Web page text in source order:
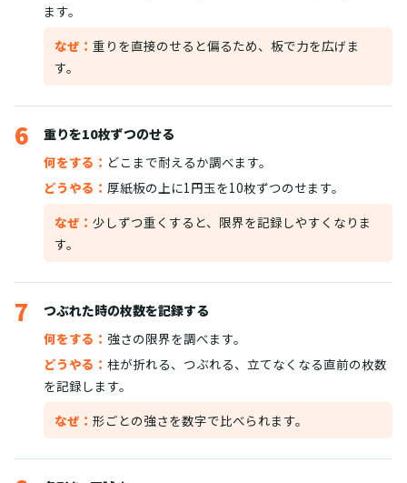
ます。
なぜ： 重りを直接のせると偏るため、板で力を広げま
す。
6
重りを10枚ずつのせる
何をする： どこまで耐えるか調べます。
どうやる： 厚紙板の上に1円玉を10枚ずつのせます。
なぜ： 少しずつ重くすると、限界を記録しやすくなりま
す。
7
つぶれた時の枚数を記録する
何をする： 強さの限界を調べます。
どうやる： 柱が折れる、つぶれる、立てなくなる直前の枚数
を記録します。
なぜ： 形ごとの強さを数字で比べられます。